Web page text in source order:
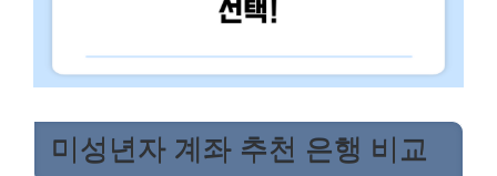
미성년자 계좌 추천 은행 비교